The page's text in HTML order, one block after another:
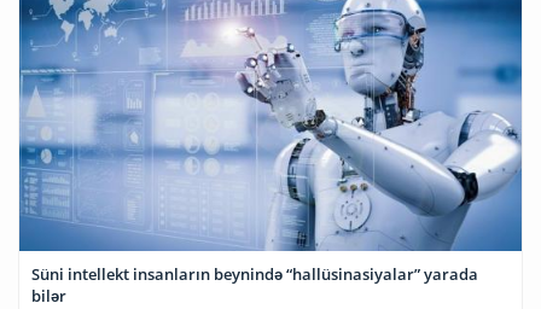
Süni intellekt insanların beynində “hallüsinasiyalar” yarada
bilər